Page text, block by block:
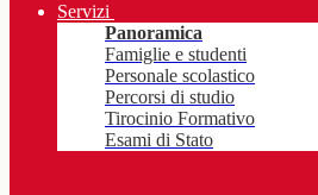
Servizi
Panoramica
Famiglie e studenti
Personale scolastico
Percorsi di studio
Tirocinio Formativo
Esami di Stato